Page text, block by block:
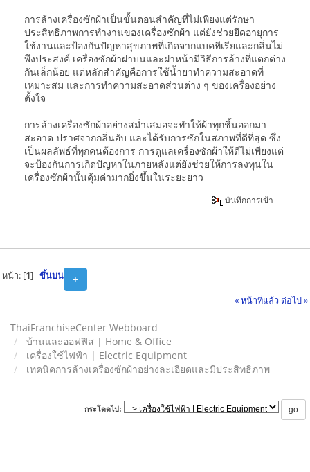
การล้างเครื่องซักผ้าเป็นขั้นตอนสำคัญที่ไม่เพียงแต่รักษา
ประสิทธิภาพการทำงานของเครื่องซักผ้า แต่ยังช่วยยืดอายุการ
ใช้งานและป้องกันปัญหาสุขภาพที่เกิดจากแบคทีเรียและกลิ่นไม่
พึงประสงค์ เครื่องซักผ้าฝาบนและฝาหน้ามีวิธีการล้างที่แตกต่าง
กันเล็กน้อย แต่หลักสำคัญคือการใช้น้ำยาทำความสะอาดที่
เหมาะสม และการทำความสะอาดส่วนต่าง ๆ ของเครื่องอย่าง
ตั้งใจ
การล้างเครื่องซักผ้าอย่างสม่ำเสมอจะทำให้ผ้าทุกชิ้นออกมา
สะอาด ปราศจากกลิ่นอับ และได้รับการซักในสภาพที่ดีที่สุด ซึ่ง
เป็นผลลัพธ์ที่ทุกคนต้องการ การดูแลเครื่องซักผ้าให้ดีไม่เพียงแต่
จะป้องกันการเกิดปัญหาในภายหลังแต่ยังช่วยให้การลงทุนใน
เครื่องซักผ้านั้นคุ้มค่ามากยิ่งขึ้นในระยะยาว
บันทึกการเข้า
+
หน้า: [1] ขึ้นบน
« หน้าที่แล้ว ต่อไป »
ThaiFranchiseCenter Webboard
บ้านและออฟฟิส | Home & Office
เครื่องใช้ไฟฟ้า | Electric Equipment
เทคนิคการล้างเครื่องซักผ้าอย่างละเอียดและมีประสิทธิภาพ
กระโดดไป: